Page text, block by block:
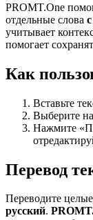
PROMT.One
отдельные слова
учитывает
помогает
Как
Вставьте
Выберите
Нажмите
Перевод
Переводите
русский.